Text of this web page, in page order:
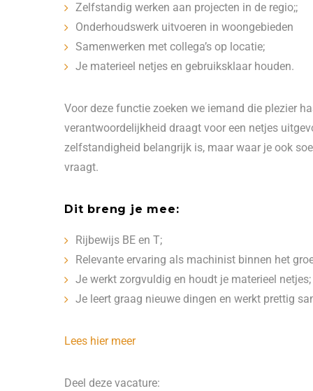
Zelfstandig werken aan projecten in de regio;;
Onderhoudswerk uitvoeren in woongebieden
Samenwerken met collega’s op locatie;
Je materieel netjes en gebruiksklaar houden.
Voor deze functie zoeken we iemand die plezier
verantwoordelijkheid draagt voor een netjes
zelfstandigheid belangrijk is, maar waar je ook
vraagt.
Dit breng je mee:
Rijbewijs BE en T;
Relevante ervaring als machinist binnen het
Je werkt zorgvuldig en houdt je materieel netjes;
Je leert graag nieuwe dingen en werkt prettig
Lees hier meer
Deel deze vacature: